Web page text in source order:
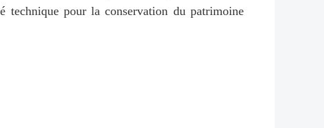
technique pour la conservation du patrimoine